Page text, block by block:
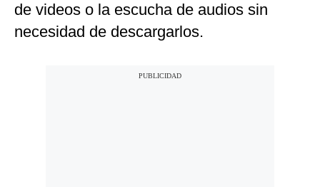
de videos o la escucha de audios sin
necesidad de descargarlos.